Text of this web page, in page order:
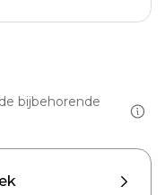
bijbehorende